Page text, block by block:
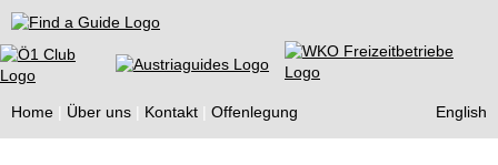
Find a Guide
Home Über uns Kontakt Offenlegung English